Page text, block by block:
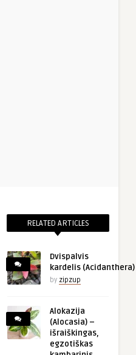
RELATED ARTICLES
Dvispalvis
kardelis (Acidanthera)
by zipzup
Alokazija
(Alocasia) –
išraiškingas,
egzotiškas